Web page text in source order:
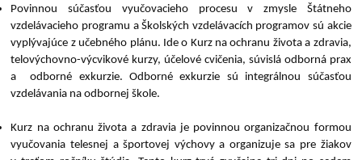
Povinnou súčasťou vyučovacieho procesu v zmysle Štátneho
vzdelávacieho programu a Školských vzdelávacích programov sú akcie
vyplývajúce z učebného plánu. Ide o Kurz na ochranu života a zdravia,
telovýchovno-výcvikové kurzy, účelové cvičenia, súvislá odborná prax
a odborné exkurzie. Odborné exkurzie sú integrálnou súčasťou
vzdelávania na odbornej škole.
Kurz na ochranu života a zdravia je povinnou organizačnou formou
vyučovania telesnej a športovej výchovy a organizuje sa pre žiakov